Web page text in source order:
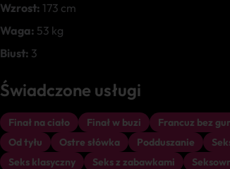
Wzrost: 173 cm
Waga: 53 kg
Biust: 3
Świadczone usługi
Finał na ciało Finał w buzi Francuz bez
Od tyłu
Ostre słówka Podduszanie
Seks klasyczny
Seks z zabawkami